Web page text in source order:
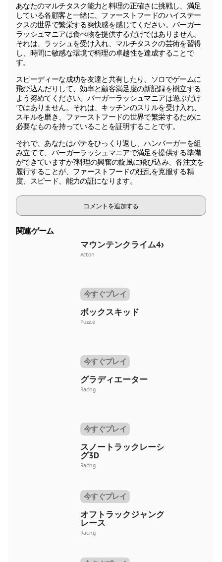
あなたのマルチタスク能力と料理の正確さに挑戦し、満足
している各顧客と一緒に、ファーストフードのハイステー
クスの世界で繁栄する爽快感を感じてください。バーガー
ラッシュマニアは食べ物を提供するだけではありません。
それは、ラッシュを受け入れ、マルチタスクの芸術を習得
し、時間に敏感な環境で料理の卓越性を達成することで
す。
スピーディーな成功を友達と共有したり、ソロでゲームに
飛び込んだりして、効率と顧客満足度の新記録を樹立する
よう努めてください。バーガーラッシュマニアは遊ぶだけ
ではありません。それは、キッチンのスリルを受け入れ、
スキルを磨き、ファーストフードの世界で繁栄するために
必要なものを持っていることを証明することです。
それで、あなたはパテをひっくり返し、ハンバーガーを組
み立てて、バーガーラッシュマニアで満足を提供する準備
ができていますか?料理の興奮の旋風に飛び込み、各注文を
履行することが、ファーストフードの狂乱を克服する精
度、スピード、能力の証になります。
コメントを追加する
関連ゲーム
マウンテンクライム4x4
Action
今すぐプレイ
ボックスキッド
Puzzle
今すぐプレイ
グラディエーター
Racing
今すぐプレイ
スノートラックレーシン
グ3D
Racing
今すぐプレイ
オフトラックジャングル
レース
Racing